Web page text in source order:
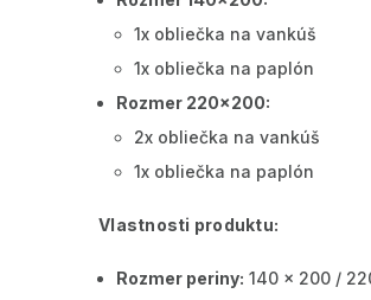
1x obliečka na vankúš
1x obliečka na paplón
Rozmer 220x200:
2x obliečka na vankúš
1x obliečka na paplón
Vlastnosti produktu:
Rozmer periny: 140 x 200 /